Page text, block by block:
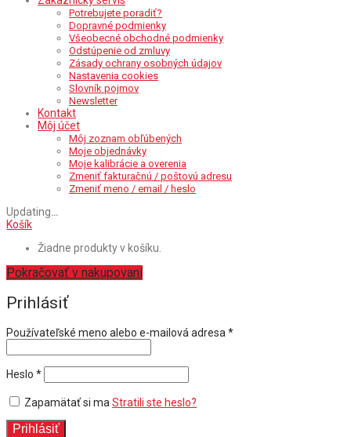
Potrebujete poradiť?
Dopravné podmienky
Všeobecné obchodné podmienky
Odstúpenie od zmluvy
Zásady ochrany osobných údajov
Nastavenia cookies
Slovník pojmov
Newsletter
Kontakt
Môj účet
Môj zoznam obľúbených
Moje objednávky
Moje kalibrácie a overenia
Zmeniť fakturačnú / poštovú adresu
Zmeniť meno / email / heslo
Updating…
Košík
Žiadne produkty v košíku.
Pokračovať v nakupovaní
Prihlásiť
Používateľské meno alebo e-mailová adresa *Povinné
Heslo *Povinné
Zapamätať si ma Stratili ste heslo?
Prihlásiť